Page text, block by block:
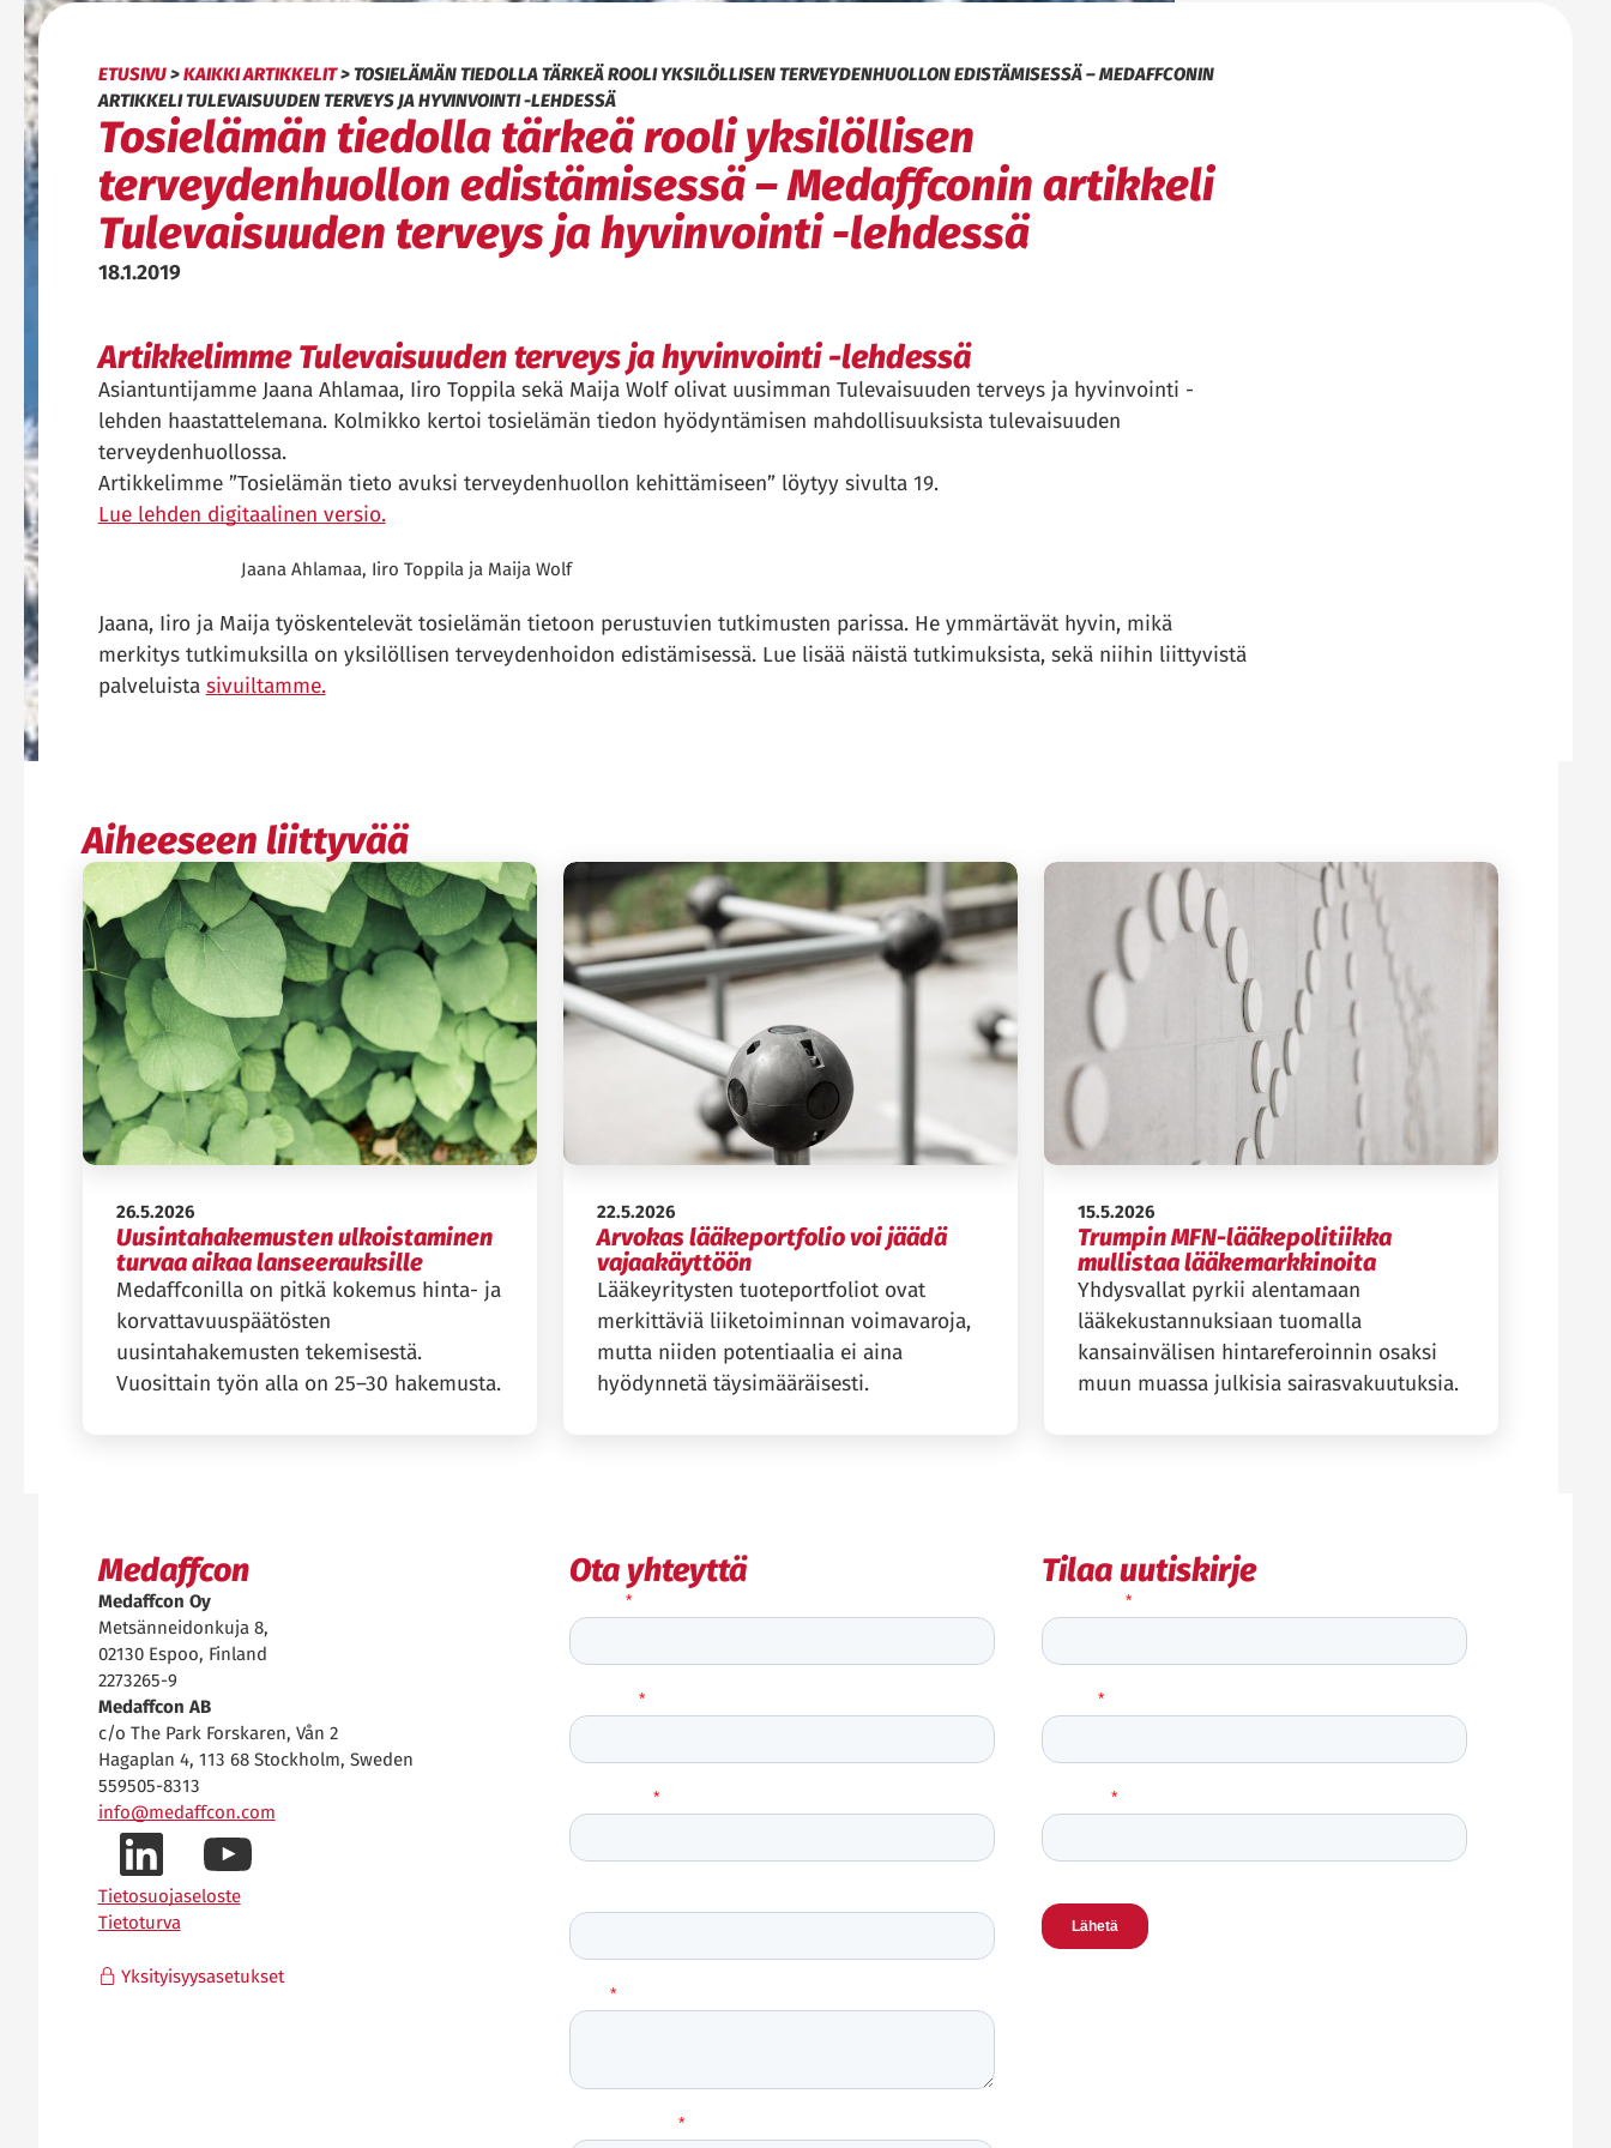
ETUSIVU>KAIKKI ARTIKKELIT>TOSIELÄMÄN TIEDOLLA TÄRKEÄ ROOLI YKSILÖLLISEN TERVEYDENHUOLLON EDISTÄMISESSÄ – MEDAFFCONIN
ARTIKKELI TULEVAISUUDEN TERVEYS JA HYVINVOINTI -LEHDESSÄ
Tosielämän tiedolla tärkeä rooli yksilöllisen
terveydenhuollon edistämisessä – Medaffconin artikkeli
Tulevaisuuden terveys ja hyvinvointi -lehdessä
18.1.2019
Artikkelimme Tulevaisuuden terveys ja hyvinvointi -lehdessä
Asiantuntijamme Jaana Ahlamaa, Iiro Toppila sekä Maija Wolf olivat uusimman Tulevaisuuden terveys ja hyvinvointi -
lehden haastattelemana. Kolmikko kertoi tosielämän tiedon hyödyntämisen mahdollisuuksista tulevaisuuden
terveydenhuollossa.
Artikkelimme ”Tosielämän tieto avuksi terveydenhuollon kehittämiseen” löytyy sivulta 19.
Lue lehden digitaalinen versio.
Jaana Ahlamaa, Iiro Toppila ja Maija Wolf
Jaana, Iiro ja Maija työskentelevät tosielämän tietoon perustuvien tutkimusten parissa. He ymmärtävät hyvin, mikä
merkitys tutkimuksilla on yksilöllisen terveydenhoidon edistämisessä. Lue lisää näistä tutkimuksista, sekä niihin liittyvistä
palveluista sivuiltamme.
Aiheeseen liittyvää
Julkaistu:
26.5.2026
Uusintahakemusten ulkoistaminen
turvaa aikaa lanseerauksille
Medaffconilla on pitkä kokemus hinta- ja
korvattavuuspäätösten
uusintahakemusten tekemisestä.
Vuosittain työn alla on 25–30 hakemusta.
Julkaistu:
22.5.2026
Arvokas lääkeportfolio voi jäädä
vajaakäyttöön
Lääkeyritysten tuoteportfoliot ovat
merkittäviä liiketoiminnan voimavaroja,
mutta niiden potentiaalia ei aina
hyödynnetä täysimääräisesti.
Julkaistu:
15.5.2026
Trumpin MFN-lääkepolitiikka
mullistaa lääkemarkkinoita
Yhdysvallat pyrkii alentamaan
lääkekustannuksiaan tuomalla
kansainvälisen hintareferoinnin osaksi
muun muassa julkisia sairasvakuutuksia.
Medaffcon
Medaffcon Oy
Metsänneidonkuja 8,
02130 Espoo, Finland
2273265-9
Medaffcon AB
c/o The Park Forskaren, Vån 2
Hagaplan 4, 113 68 Stockholm, Sweden
559505-8313
info@medaffcon.com
LinkedIn-
profiilimme
YouTube-
kanavamme
Tietosuojaseloste
Tietoturva
Yksityisyysasetukset
Ota yhteyttä Tilaa uutiskirje